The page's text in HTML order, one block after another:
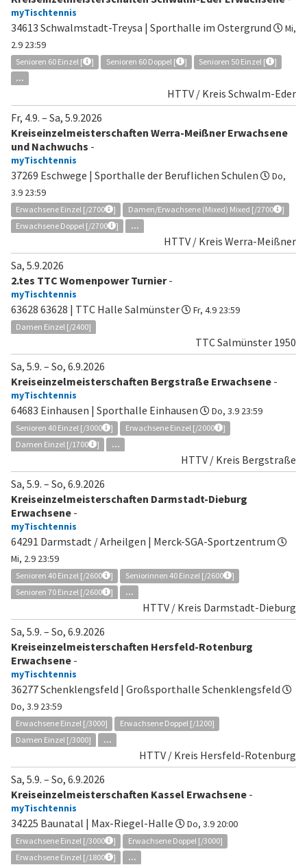
myTischtennis
34613 Schwalmstadt-Treysa | Sporthalle im Ostergrund
Mi,
2.9 23:59
Senioren 60 Einzel [ ] Senioren 60 Doppel [ ] Senioren 50 Einzel [
]
...
HTTV / Kreis Schwalm-Eder
Fr, 4.9. – Sa, 5.9.2026
Kreiseinzelmeisterschaften Werra-Meißner Erwachsene
und Nachwuchs -
myTischtennis
37269 Eschwege | Sporthalle der Beruflichen Schulen
Do,
3.9 23:59
Erwachsene Einzel [/2700 ] Damen/Erwachsene (Mixed) Mixed [/2700
]
Erwachsene Doppel [/2700
] ...
HTTV / Kreis Werra-Meißner
Sa, 5.9.2026
2.tes TTC Womenpower Turnier-
myTischtennis
63628 63628 | TTC Halle Salmünster Fr, 4.9 23:59
Damen Einzel [/2400]
TTC Salmünster 1950
Sa, 5.9. – So, 6.9.2026
Kreiseinzelmeisterschaften Bergstraße Erwachsene -
myTischtennis
64683 Einhausen | Sporthalle Einhausen Do, 3.9 23:59
Senioren 40 Einzel [/3000 ] Erwachsene Einzel [/2000
]
Damen Einzel [/1700
] ...
HTTV / Kreis Bergstraße
Sa, 5.9. – So, 6.9.2026
Kreiseinzelmeisterschaften Darmstadt-Dieburg
Erwachsene -
myTischtennis
64291 Darmstadt / Arheilgen | Merck-SGA-Sportzentrum
Mi, 2.9 23:59
Senioren 40 Einzel [/2600 ] Seniorinnen 40 Einzel [/2600
]
Senioren 70 Einzel [/2600
] ...
HTTV / Kreis Darmstadt-Dieburg
Sa, 5.9. – So, 6.9.2026
Kreiseinzelmeisterschaften Hersfeld-Rotenburg
Erwachsene -
myTischtennis
36277 Schenklengsfeld | Großsporthalle Schenklengsfeld
Do, 3.9 23:59
Erwachsene Einzel [/3000]
Erwachsene Doppel [/1200]
Damen Einzel [/3000]
...
HTTV / Kreis Hersfeld-Rotenburg
Sa, 5.9. – So, 6.9.2026
Kreiseinzelmeisterschaften Kassel Erwachsene -
myTischtennis
34225 Baunatal | Max-Riegel-Halle Do, 3.9 20:00
Erwachsene Einzel [/3000 ]
Erwachsene Doppel [/3000]
Erwachsene Einzel [/1800
] ...